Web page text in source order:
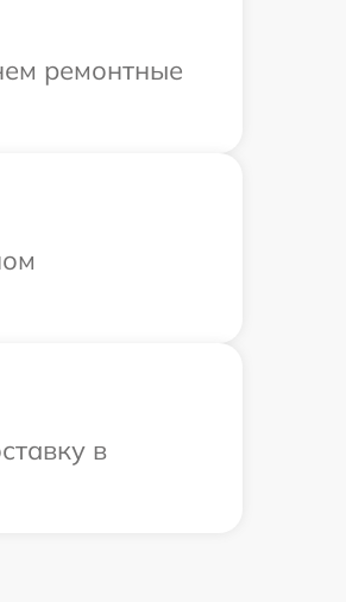
ремонтные
в